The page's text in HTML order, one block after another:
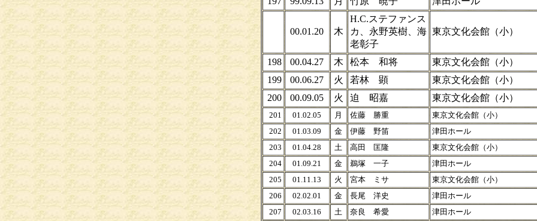
00.01.20 木
H.C.ステファンス
カ、永野英樹、海
老彰子
東京文化会館（小）
198 00.04.27 木 松本 和将
東京文化会館（小）
199
00.06.27 火 若林 顕
東京文化会館（小）
200
00.09.05 火 迫 昭嘉 東京文化会館（小）
201 01.02.05 月 佐藤 勝重
東京文化会館（小）
202
01.03.09 金 伊藤 野笛
津田ホール
203
01.04.28 土 高田 匡隆
東京文化会館（小）
204
01.09.21 金 鵜塚 一子
津田ホール
205
01.11.13 火 宮本 ミサ
東京文化会館（小）
206
02.02.01 金 長尾 洋史
津田ホール
207
02.03.16 土 奈良 希愛
津田ホール